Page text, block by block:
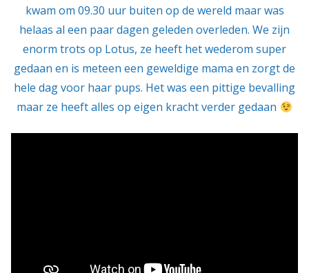
kwam om 09.30 uur buiten op de wereld maar was
helaas al een paar dagen geleden overleden. We zijn
enorm trots op Lotus, ze heeft het wederom super
gedaan en is meteen een geweldige mama en zorgt de
hele dag voor haar pups. Het was een pittige bevalling
maar ze heeft alles op eigen kracht verder gedaan